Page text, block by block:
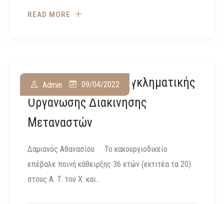
READ MORE
Καταδίκη 5 Μελών Εγκληματικής
Οργάνωσης Διακίνησης
Μεταναστών
Admin 09/04/2022
Δαμιανός Αθανασίου Το κακουργιοδικείο
επέβαλε ποινή κάθειρξης 36 ετών (εκτιτέα τα 20)
στους Α. Τ. του Χ. και..